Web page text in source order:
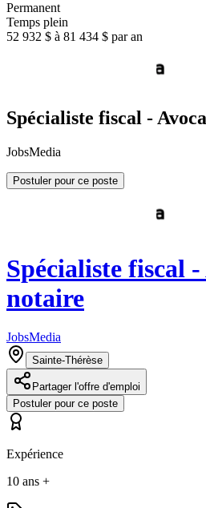
Permanent
Temps plein
52 932 $ à 81 434 $ par an
Spécialiste fiscal -
JobsMedia
Postuler pour ce poste
Spécialiste fiscal
notaire
JobsMedia
Sainte-Thérèse
Partager l'offre d'emploi
Postuler pour ce poste
Expérience
10 ans +